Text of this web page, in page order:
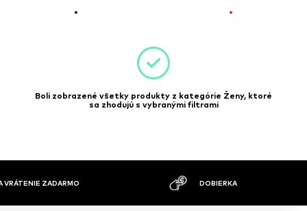
Boli zobrazené všetky produkty z kategórie Ženy, ktoré
sa zhodujú s vybranými filtrami